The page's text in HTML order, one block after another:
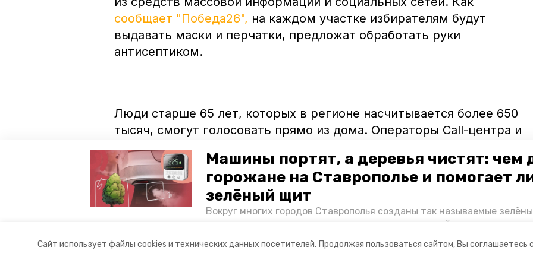
Сайт использует файлы cookies и технических данных посетителей. Продолжая пользоваться сайтом, Вы соглашаетесь с
Машины портят, а деревья чистят: чем
горожане на Ставрополье и помогает
зелёный щит
Вокруг многих городов Ставрополья созданы так называемые
лесопарковые зоны, снижающие негативное воздействие выхлопных
и каким воздухом дышат жители края, узнала корреспондент
сообщает "Победа26", на каждом участке избирателям будут
выдавать маски и перчатки, предложат обработать руки
антисептиком.
Люди старше 65 лет, которых в регионе насчитывается более 650
тысяч, смогут голосовать прямо из дома. Операторы Call-центра и
волонтеры продолжают обзванивать ставропольцев из группы
риска, чтобы выяснить, сколько из них придут на участки, а
сколько проголосуют из дома. Оказалось, что принять участие в
голосовании по Конституции из дома намерены больше 75%
опрошенных. А в Благодарненском районе их доля достигает